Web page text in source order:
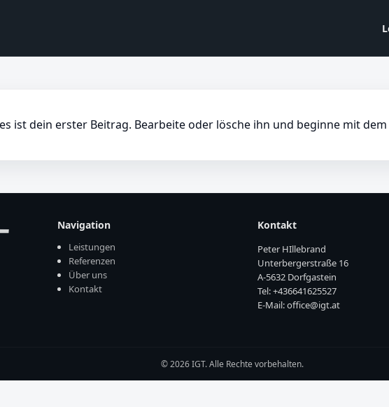
ist dein erster Beitrag. Bearbeite oder lösche ihn und beginne mit dem
Navigation
Leistungen
Referenzen
Über uns
Kontakt
Kontakt
Peter HIllebrand
Unterbergerstraße 16
A-5632 Dorfgastein
Tel: +436641625527
E-Mail: office@igt.at
© 2026 IGT. Alle Rechte vorbehalten.